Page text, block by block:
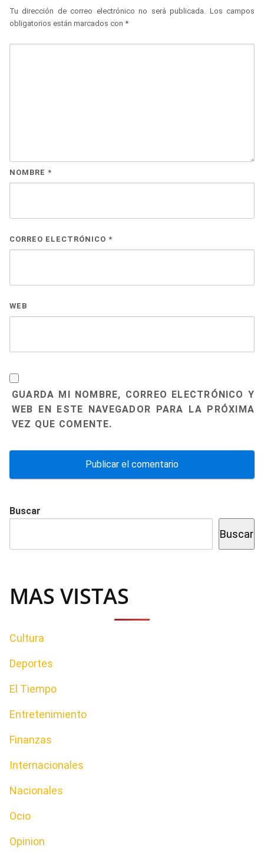
Tu dirección de correo electrónico no será publicada.
Los campos
obligatorios están marcados con *
NOMBRE *
CORREO ELECTRÓNICO *
WEB
GUARDA MI NOMBRE, CORREO ELECTRÓNICO Y
WEB EN ESTE NAVEGADOR PARA LA PRÓXIMA
VEZ QUE COMENTE.
Buscar
Buscar
MAS VISTAS
Cultura
Deportes
El Tiempo
Entretenimiento
Finanzas
Internacionales
Nacionales
Ocio
Opinion